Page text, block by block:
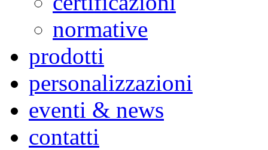
normative
prodotti
personalizzazioni
eventi & news
contatti